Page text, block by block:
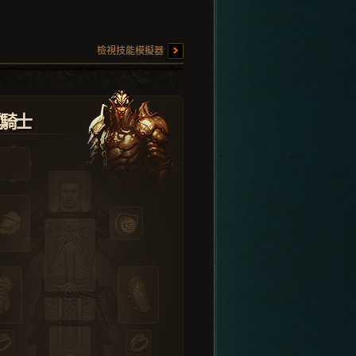
檢視技能模擬器
士